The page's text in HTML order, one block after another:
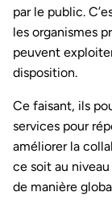
par le public.
les organismes
peuvent
disposition.
Ce faisant, ils
services pour
améliorer la
ce soit au
de manière